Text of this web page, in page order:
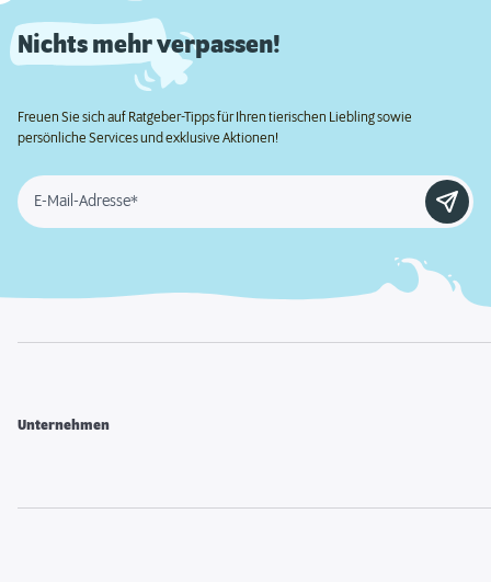
Nichts mehr verpassen!
Freuen Sie sich auf Ratgeber-Tipps für Ihren tierischen Liebling sowie
persönliche Services und exklusive Aktionen!
E-Mail-Adresse*
Unternehmen